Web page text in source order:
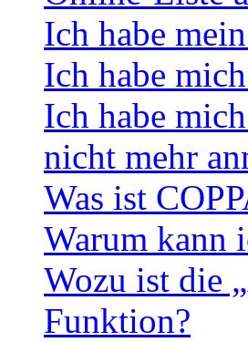
Ich habe
Ich habe
Ich habe
nicht mehr
Was ist
Warum kann
Wozu ist die
Funktion?